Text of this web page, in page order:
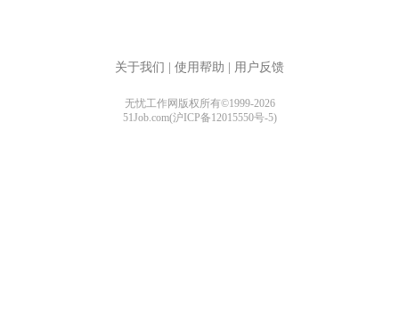
关于我们 使用帮助 用户反馈
无忧工作网版权所有©1999-2026
51Job.com(沪ICP备12015550号-5)